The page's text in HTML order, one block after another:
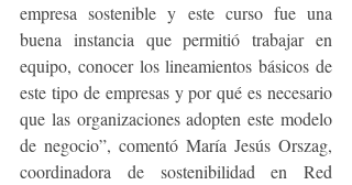
empresa sostenible y este curso fue una
buena instancia que permitió trabajar en
equipo, conocer los lineamientos básicos de
este tipo de empresas y por qué es necesario
que las organizaciones adopten este modelo
de negocio”, comentó María Jesús Orszag,
coordinadora de sostenibilidad en Red